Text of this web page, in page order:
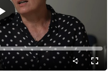
Predvajaj
način